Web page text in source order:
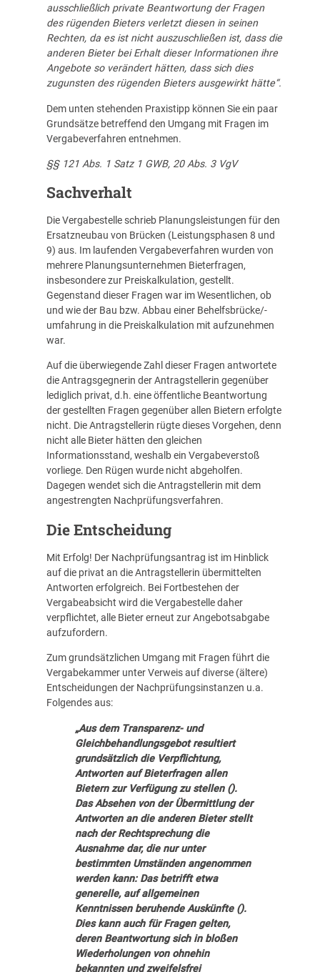
ausschließlich private Beantwortung der Fragen
des rügenden Bieters verletzt diesen in seinen
Rechten, da es ist nicht auszuschließen ist, dass die
anderen Bieter bei Erhalt dieser Informationen ihre
Angebote so verändert hätten, dass sich dies
zugunsten des rügenden Bieters ausgewirkt hätte“.
Dem unten stehenden Praxistipp können Sie ein paar
Grundsätze betreffend den Umgang mit Fragen im
Vergabeverfahren entnehmen.
§§ 121 Abs. 1 Satz 1 GWB, 20 Abs. 3 VgV
Sachverhalt
Die Vergabestelle schrieb Planungsleistungen für den
Ersatzneubau von Brücken (Leistungsphasen 8 und
9) aus. Im laufenden Vergabeverfahren wurden von
mehrere Planungsunternehmen Bieterfragen,
insbesondere zur Preiskalkulation, gestellt.
Gegenstand dieser Fragen war im Wesentlichen, ob
und wie der Bau bzw. Abbau einer Behelfsbrücke/-
umfahrung in die Preiskalkulation mit aufzunehmen
war.
Auf die überwiegende Zahl dieser Fragen antwortete
die Antragsgegnerin der Antragstellerin gegenüber
lediglich privat, d.h. eine öffentliche Beantwortung
der gestellten Fragen gegenüber allen Bietern erfolgte
nicht. Die Antragstellerin rügte dieses Vorgehen, denn
nicht alle Bieter hätten den gleichen
Informationsstand, weshalb ein Vergabeverstoß
vorliege. Den Rügen wurde nicht abgeholfen.
Dagegen wendet sich die Antragstellerin mit dem
angestrengten Nachprüfungsverfahren.
Die Entscheidung
Mit Erfolg! Der Nachprüfungsantrag ist im Hinblick
auf die privat an die Antragstellerin übermittelten
Antworten erfolgreich. Bei Fortbestehen der
Vergabeabsicht wird die Vergabestelle daher
verpflichtet, alle Bieter erneut zur Angebotsabgabe
aufzufordern.
Zum grundsätzlichen Umgang mit Fragen führt die
Vergabekammer unter Verweis auf diverse (ältere)
Entscheidungen der Nachprüfungsinstanzen u.a.
Folgendes aus:
„Aus dem Transparenz- und
Gleichbehandlungsgebot resultiert
grundsätzlich die Verpflichtung,
Antworten auf Bieterfragen allen
Bietern zur Verfügung zu stellen ().
Das Absehen von der Übermittlung der
Antworten an die anderen Bieter stellt
nach der Rechtsprechung die
Ausnahme dar, die nur unter
bestimmten Umständen angenommen
werden kann: Das betrifft etwa
generelle, auf allgemeinen
Kenntnissen beruhende Auskünfte ().
Dies kann auch für Fragen gelten,
deren Beantwortung sich in bloßen
Wiederholungen von ohnehin
bekannten und zweifelsfrei